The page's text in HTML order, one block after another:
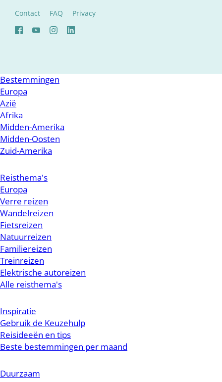
Contact FAQ Privacy
Bestemmingen
Europa
Azië
Afrika
Midden-Amerika
Midden-Oosten
Zuid-Amerika
Reisthema's
Europa
Verre reizen
Wandelreizen
Fietsreizen
Natuurreizen
Familiereizen
Treinreizen
Elektrische autoreizen
Alle reisthema's
Inspiratie
Gebruik de Keuzehulp
Reisideeën en tips
Beste bestemmingen per maand
Duurzaam